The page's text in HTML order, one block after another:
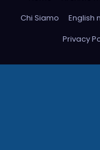
Chi Siamo
English
Privacy